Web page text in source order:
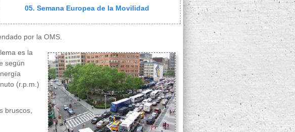
05. Semana Europea de la Movilidad
por la OMS.
es la
según
(r.p.m.)
bruscos,